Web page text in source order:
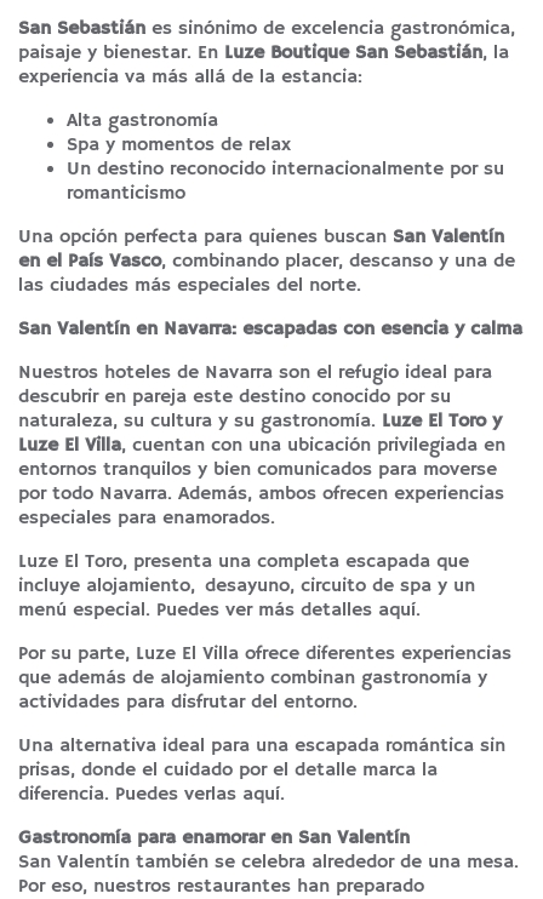
San Sebastián es sinónimo de excelencia gastronómica,
paisaje y bienestar. En Luze Boutique San Sebastián, la
experiencia va más allá de la estancia:
Alta gastronomía
Spa y momentos de relax
Un destino reconocido internacionalmente por su
romanticismo
Una opción perfecta para quienes buscan San Valentín
en el País Vasco, combinando placer, descanso y una de
las ciudades más especiales del norte.
San Valentín en Navarra: escapadas con esencia y calma
Nuestros hoteles de Navarra son el refugio ideal para
descubrir en pareja este destino conocido por su
naturaleza, su cultura y su gastronomía. Luze El Toro y
Luze El Villa, cuentan con una ubicación privilegiada en
entornos tranquilos y bien comunicados para moverse
por todo Navarra. Además, ambos ofrecen experiencias
especiales para enamorados.
Luze El Toro, presenta una completa escapada que
incluye alojamiento, desayuno, circuito de spa y un
menú especial. Puedes ver más detalles aquí.
Por su parte, Luze El Villa ofrece diferentes experiencias
que además de alojamiento combinan gastronomía y
actividades para disfrutar del entorno.
Una alternativa ideal para una escapada romántica sin
prisas, donde el cuidado por el detalle marca la
diferencia. Puedes verlas aquí.
Gastronomía para enamorar en San Valentín
San Valentín también se celebra alrededor de una mesa.
Por eso, nuestros restaurantes han preparado